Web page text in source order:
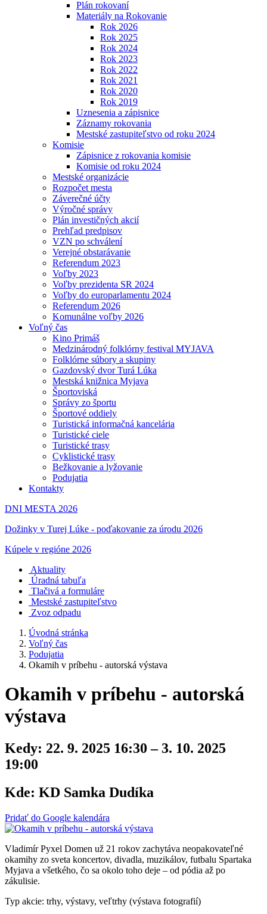
Plán rokovaní
Materiály na Rokovanie
Rok 2026
Rok 2025
Rok 2024
Rok 2023
Rok 2022
Rok 2021
Rok 2020
Rok 2019
Uznesenia a zápisnice
Záznamy rokovania
Mestské zastupiteľstvo od roku 2024
Komisie
Zápisnice z rokovania komisie
Komisie od roku 2024
Mestské organizácie
Rozpočet mesta
Záverečné účty
Výročné správy
Plán investičných akcií
Prehľad predpisov
VZN po schválení
Verejné obstarávanie
Referendum 2023
Voľby 2023
Voľby prezidenta SR 2024
Voľby do europarlamentu 2024
Referendum 2026
Komunálne voľby 2026
Voľný čas
Kino Primáš
Medzinárodný folklórny festival MYJAVA
Folklórne súbory a skupiny
Gazdovský dvor Turá Lúka
Mestská knižnica Myjava
Športoviská
Správy zo športu
Športové oddiely
Turistická informačná kancelária
Turistické ciele
Turistické trasy
Cyklistické trasy
Bežkovanie a lyžovanie
Podujatia
Kontakty
DNI MESTA 2026
Dožinky v Turej Lúke - poďakovanie za úrodu 2026
Kúpele v regióne 2026
Aktuality
Úradná tabuľa
Tlačivá a formuláre
Mestské zastupiteľstvo
Zvoz odpadu
Úvodná stránka
Voľný čas
Podujatia
Okamih v príbehu - autorská výstava
Okamih v príbehu - autorská
výstava
Kedy: 22. 9. 2025 16:30 – 3. 10. 2025
19:00
Kde: KD Samka Dudíka
Pridať do Google kalendára
Vladimír Pyxel Domen už 21 rokov zachytáva neopakovateľné
okamihy zo sveta koncertov, divadla, muzikálov, futbalu Spartaka
Myjava a všetkého, čo sa okolo toho deje – od pódia až po
zákulisie.
Typ akcie: trhy, výstavy, veľtrhy (výstava fotografií)